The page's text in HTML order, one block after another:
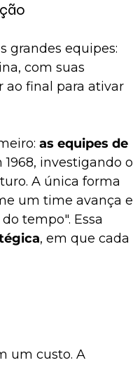
grandes equipes:
com suas
ao final para ativar
as equipes de
investigando o
A única forma
um time avança e
tempo". Essa
, em que cada
um custo. A